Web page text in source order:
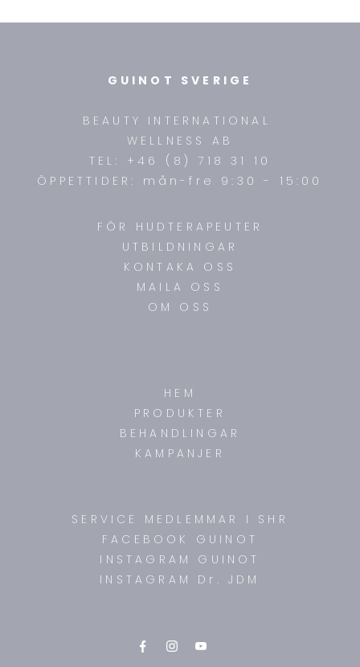
GUINOT SVERIGE
BEAUTY INTERNATIONAL
WELLNESS AB
TEL: +46 (8) 718 31 10
ÖPPETTIDER: mån-fre 9:30 - 15:00
FÖR HUDTERAPEUTER
UTBILDNINGAR
KONTAKA OSS
MAILA OSS
OM OSS
HEM
PRODUKTER
BEHANDLINGAR
KAMPANJER
SERVICE MEDLEMMAR I SHR
FACEBOOK GUINOT
INSTAGRAM GUINOT
INSTAGRAM Dr. JDM